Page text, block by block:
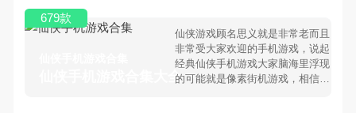
仙侠手机游戏合集大全 >
仙侠游戏顾名思义就是非常老而且
非常受大家欢迎的手机游戏，说起
经典仙侠手机游戏大家脑海里浮现
的可能就是像素街机游戏，相信很
679款